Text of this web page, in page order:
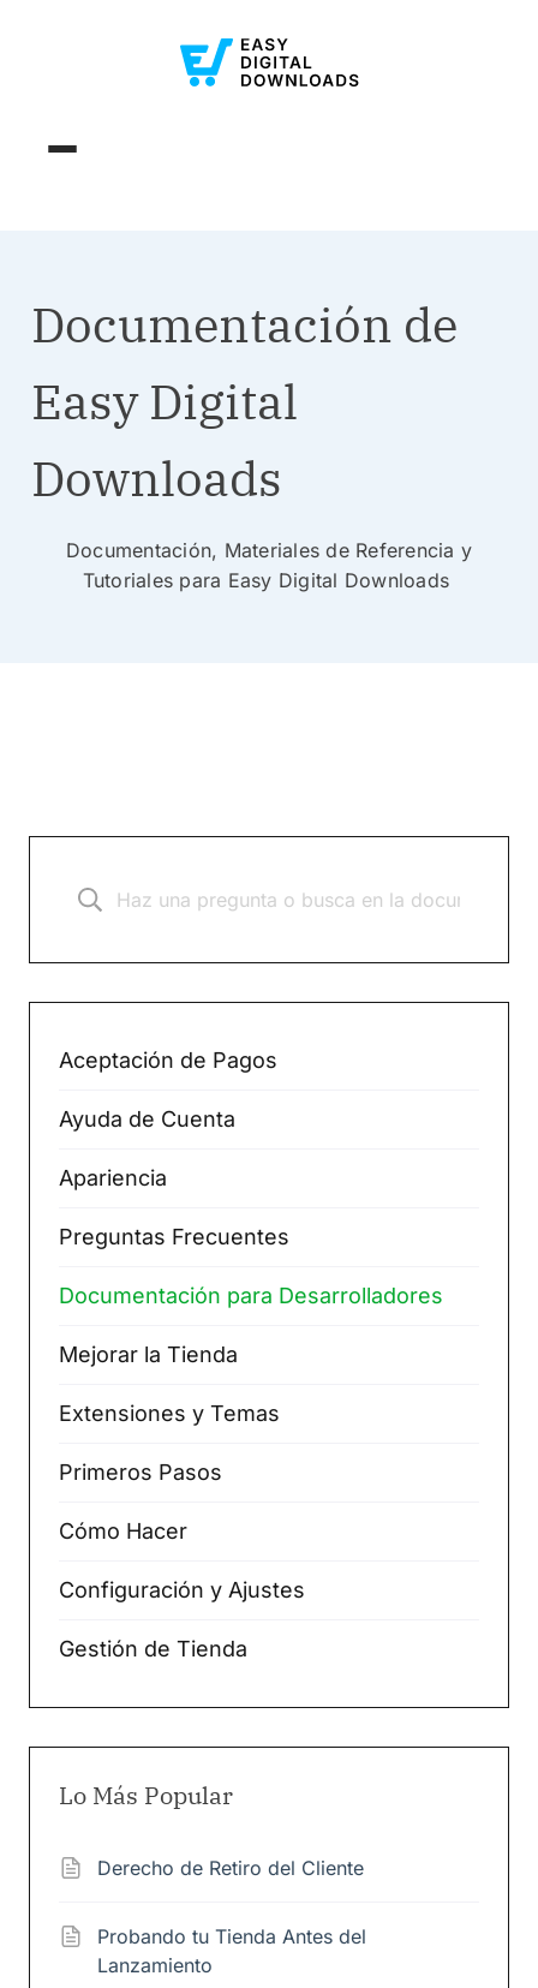
Documentación de
Easy Digital
Downloads
Documentación, Materiales de Referencia y
Tutoriales para Easy Digital Downloads
Aceptación de Pagos
Ayuda de Cuenta
Apariencia
Preguntas Frecuentes
Documentación para Desarrolladores
Mejorar la Tienda
Extensiones y Temas
Primeros Pasos
Cómo Hacer
Configuración y Ajustes
Gestión de Tienda
Lo Más Popular
Derecho de Retiro del Cliente
Probando tu Tienda Antes del
Lanzamiento